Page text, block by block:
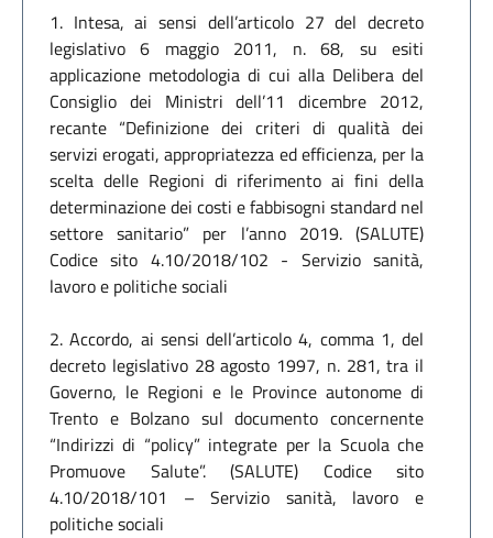
1. Intesa, ai sensi dell’articolo 27 del decreto
legislativo 6 maggio 2011, n. 68, su esiti
applicazione metodologia di cui alla Delibera del
Consiglio dei Ministri dell’11 dicembre 2012,
recante “Definizione dei criteri di qualità dei
servizi erogati, appropriatezza ed efficienza, per la
scelta delle Regioni di riferimento ai fini della
determinazione dei costi e fabbisogni standard nel
settore sanitario” per l’anno 2019. (SALUTE)
Codice sito 4.10/2018/102 - Servizio sanità,
lavoro e politiche sociali
2. Accordo, ai sensi dell’articolo 4, comma 1, del
decreto legislativo 28 agosto 1997, n. 281, tra il
Governo, le Regioni e le Province autonome di
Trento e Bolzano sul documento concernente
“Indirizzi di “policy” integrate per la Scuola che
Promuove Salute”. (SALUTE) Codice sito
4.10/2018/101 – Servizio sanità, lavoro e
politiche sociali